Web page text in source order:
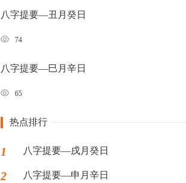
八字提要—丑月癸日
74
八字提要—巳月辛日
65
热点排行
1 八字提要—戌月癸日
2 八字提要—申月辛日